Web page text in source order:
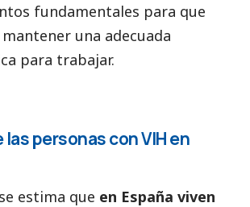
fundamentales para que
una adecuada
para trabajar.
personas con VIH en
estima que en España viven